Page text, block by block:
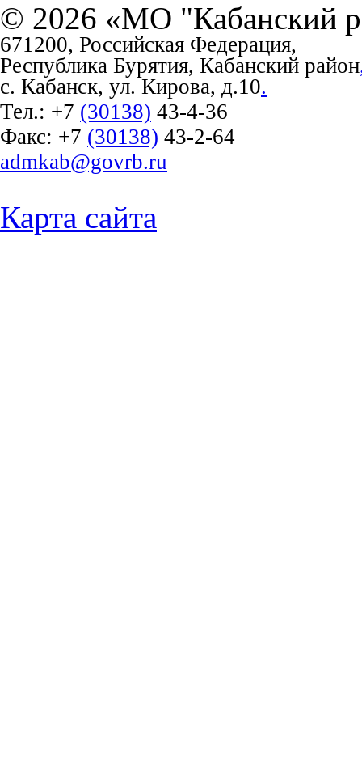
© 2026 «МО "Кабанский
671200, Российская Федерация,
Республика Бурятия, Кабанский район
с. Кабанск, ул. Кирова, д.10.
Тел.: +7 (30138) 43-4-36
Факс: +7 (30138) 43-2-64
admkab@govrb.ru
Карта сайта